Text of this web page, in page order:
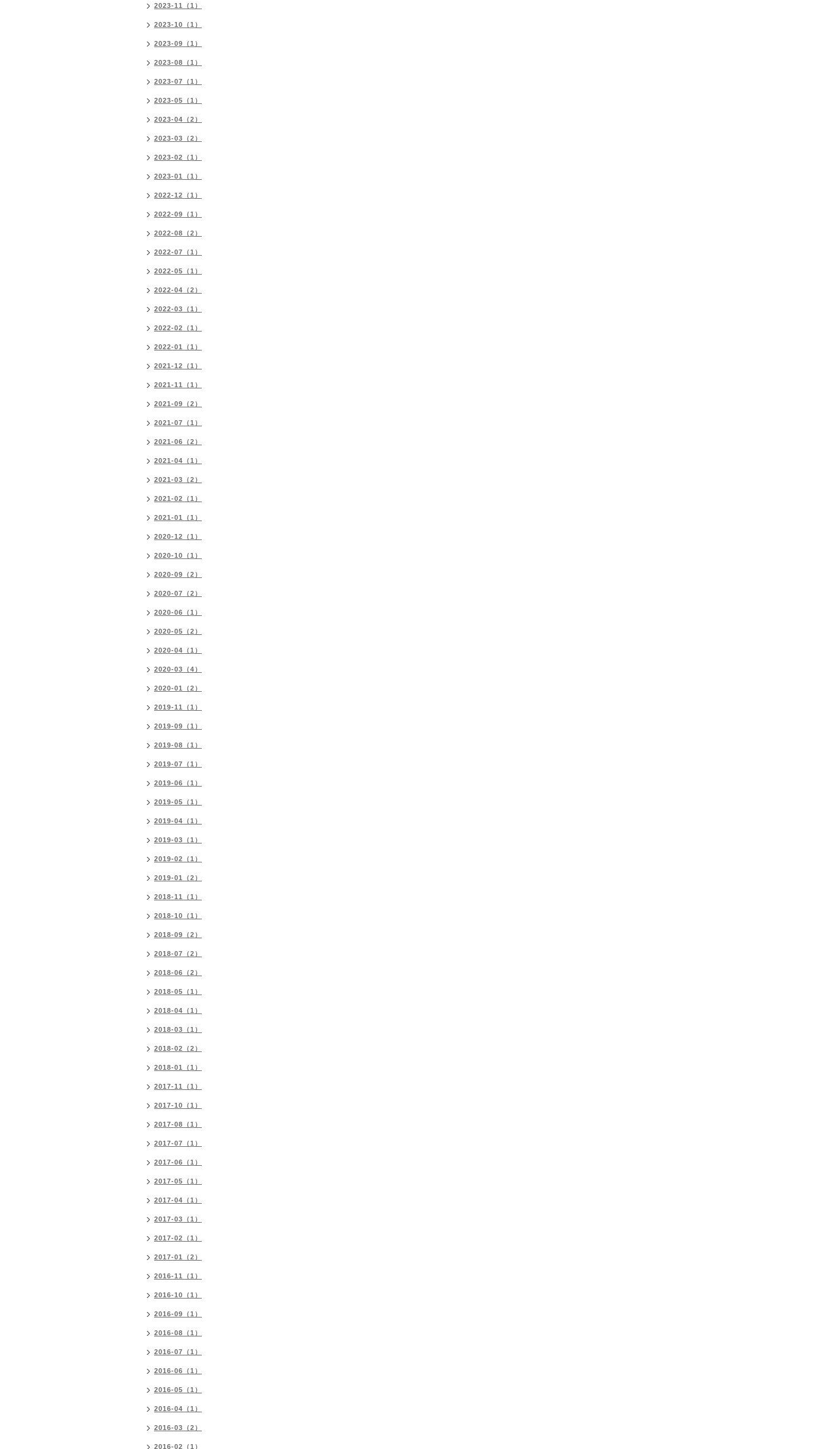
2023-11（1）
2023-10（1）
2023-09（1）
2023-08（1）
2023-07（1）
2023-05（1）
2023-04（2）
2023-03（2）
2023-02（1）
2023-01（1）
2022-12（1）
2022-09（1）
2022-08（2）
2022-07（1）
2022-05（1）
2022-04（2）
2022-03（1）
2022-02（1）
2022-01（1）
2021-12（1）
2021-11（1）
2021-09（2）
2021-07（1）
2021-06（2）
2021-04（1）
2021-03（2）
2021-02（1）
2021-01（1）
2020-12（1）
2020-10（1）
2020-09（2）
2020-07（2）
2020-06（1）
2020-05（2）
2020-04（1）
2020-03（4）
2020-01（2）
2019-11（1）
2019-09（1）
2019-08（1）
2019-07（1）
2019-06（1）
2019-05（1）
2019-04（1）
2019-03（1）
2019-02（1）
2019-01（2）
2018-11（1）
2018-10（1）
2018-09（2）
2018-07（2）
2018-06（2）
2018-05（1）
2018-04（1）
2018-03（1）
2018-02（2）
2018-01（1）
2017-11（1）
2017-10（1）
2017-08（1）
2017-07（1）
2017-06（1）
2017-05（1）
2017-04（1）
2017-03（1）
2017-02（1）
2017-01（2）
2016-11（1）
2016-10（1）
2016-09（1）
2016-08（1）
2016-07（1）
2016-06（1）
2016-05（1）
2016-04（1）
2016-03（2）
2016-02（1）